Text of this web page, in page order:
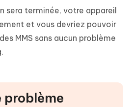
sera terminée, votre appareil
et vous devriez pouvoir
MMS sans aucun problème
problème